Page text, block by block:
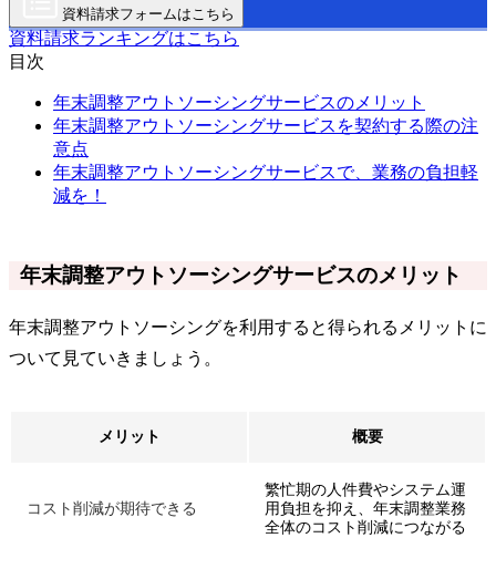
資料請求フォームはこちら
資料請求ランキングはこちら
目次
年末調整アウトソーシングサービスのメリット
年末調整アウトソーシングサービスを契約する際の注
意点
年末調整アウトソーシングサービスで、業務の負担軽
減を！
年末調整アウトソーシングサービスのメリット
年末調整アウトソーシングを利用すると得られるメリットに
ついて見ていきましょう。
メリット 概要
コスト削減が期待できる
繁忙期の人件費やシステム運
用負担を抑え、年末調整業務
全体のコスト削減につながる